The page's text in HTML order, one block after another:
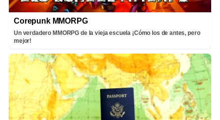
Corepunk MMORPG
Un verdadero MMORPG de la vieja escuela ¡Cómo los de antes, pero
mejor!